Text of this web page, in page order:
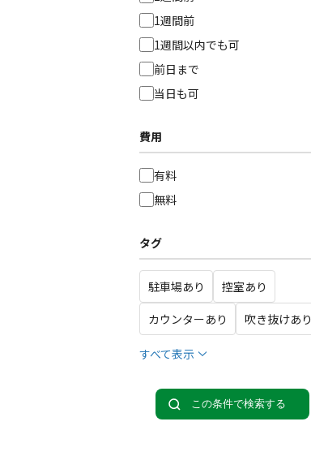
1週間前
1週間以内でも可
前日まで
当日も可
費用
有料
無料
タグ
駐車場あり
控室あり
カウンターあり
吹き抜けあり
すべて表示
この条件で検索する